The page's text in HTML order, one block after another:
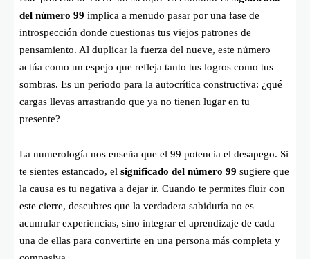
del número 99 implica a menudo pasar por una fase de
introspección donde cuestionas tus viejos patrones de
pensamiento. Al duplicar la fuerza del nueve, este número
actúa como un espejo que refleja tanto tus logros como tus
sombras. Es un periodo para la autocrítica constructiva: ¿qué
cargas llevas arrastrando que ya no tienen lugar en tu
presente?
La numerología nos enseña que el 99 potencia el desapego. Si
te sientes estancado, el significado del número 99 sugiere que
la causa es tu negativa a dejar ir. Cuando te permites fluir con
este cierre, descubres que la verdadera sabiduría no es
acumular experiencias, sino integrar el aprendizaje de cada
una de ellas para convertirte en una persona más completa y